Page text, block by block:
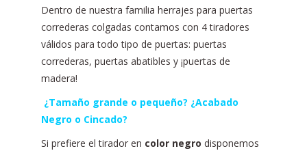
Dentro de nuestra familia herrajes para puertas
correderas colgadas contamos con 4 tiradores
válidos para todo tipo de puertas: puertas
correderas, puertas abatibles y ¡puertas de
madera!
¿Tamaño grande o pequeño? ¿Acabado
Negro o Cincado?
Si prefiere el tirador en color negro disponemos